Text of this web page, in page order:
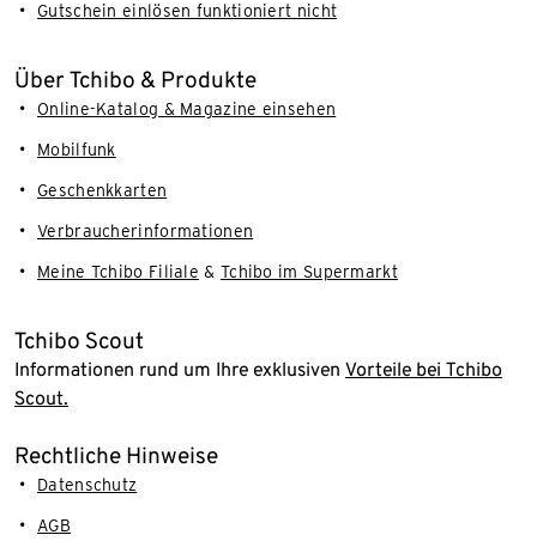
Gutschein einlösen funktioniert nicht
Über Tchibo & Produkte
Online-Katalog & Magazine einsehen
Mobilfunk
Geschenkkarten
Verbraucherinformationen
Meine Tchibo Filiale & Tchibo im Supermarkt
Tchibo Scout
Informationen rund um Ihre exklusiven Vorteile bei Tchibo
Scout.
Rechtliche Hinweise
Datenschutz
AGB